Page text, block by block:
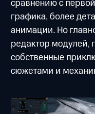
сравнению с
графика, более
анимации. Но
редактор модулей,
собственные
сюжетами и